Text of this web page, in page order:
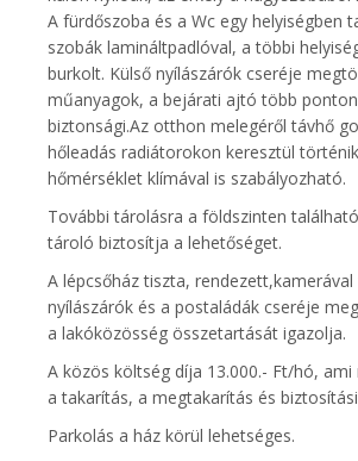
A fürdőszoba és a Wc egy helyiségben
szobák lamináltpadlóval, a többi
burkolt. Külső nyílászárók cseréje
műanyagok, a bejárati ajtó több
biztonsági.Az otthon melegéről távhő
hőleadás radiátorokon keresztül
hőmérséklet klímával is szabályozható.
További tárolásra a földszinten
tároló biztosítja a lehetőséget.
A lépcsőház tiszta,
nyílászárók és a postaládák cseréje
a lakóközösség összetartását igazolja.
A közös költség díja 13.000.- Ft/hó,
a takarítás, a megtakarítás és
Parkolás a ház körül lehetséges.